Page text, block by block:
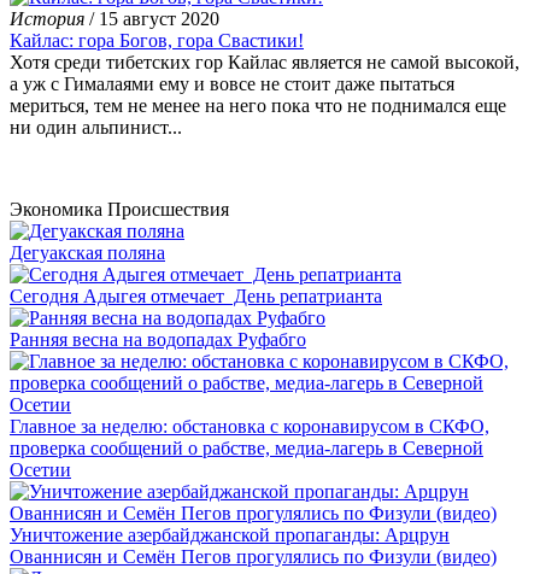
История / 15 август 2020
Кайлас: гора Богов, гора Свастики!
Хотя среди тибетских гор Кайлас является не самой высокой,
а уж с Гималаями ему и вовсе не стоит даже пытаться
мериться, тем не менее на него пока что не поднимался еще
ни один альпинист...
Экономика Происшествия
Дегуакская поляна
Сегодня Адыгея отмечает День репатрианта
Ранняя весна на водопадах Руфабго
Главное за неделю: обстановка с коронавирусом в СКФО,
проверка сообщений о рабстве, медиа-лагерь в Северной
Осетии
Уничтожение азербайджанской пропаганды: Арцрун
Ованнисян и Семён Пегов прогулялись по Физули (видео)